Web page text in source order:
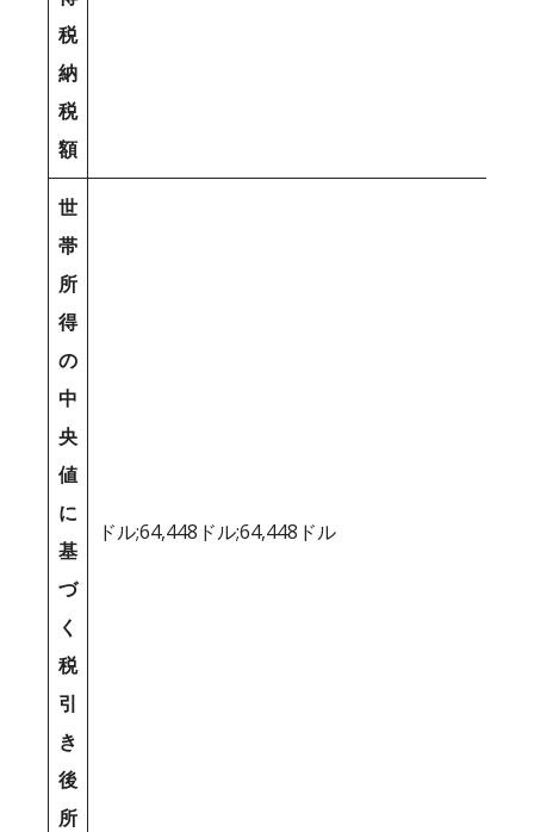
税
納
税
額
世
帯
所
得
の
中
央
値
に
基
づ
く
税
引
き
後
所
ドル;64,448ドル;64,448ドル